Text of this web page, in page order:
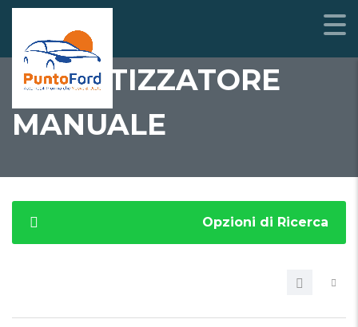
CLIMATIZZATORE
MANUALE
Opzioni di Ricerca